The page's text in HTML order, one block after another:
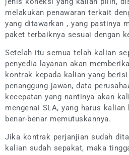
melakukan penawaran terkait
yang ditawarkan , yang pastinya
paket terbaiknya sesuai dengan
Setelah itu semua telah kalian
penyedia layanan akan
kontrak kepada kalian yang
penanggung jawan, data
kecepatan yang nantinya akan
mengenai SLA, yang harus
benar-benar memutuskannya.
Jika kontrak perjanjian sudah
kalian sudah sepakat, maka